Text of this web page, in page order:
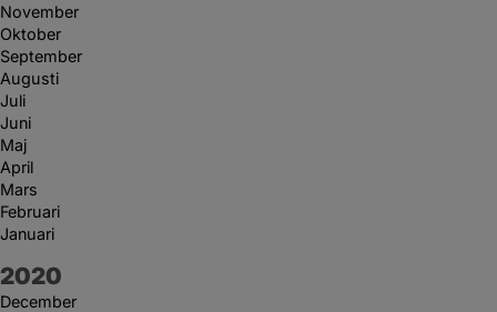
November
Oktober
September
Augusti
Juli
Juni
Maj
April
Mars
Februari
Januari
År:
2020
December